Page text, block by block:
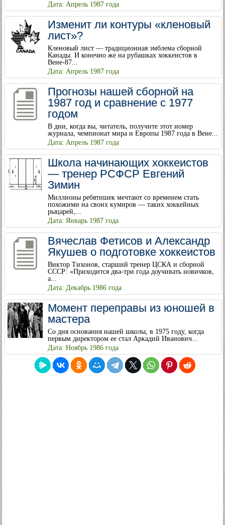
Дата: Апрель 1987 года
Изменит ли контуры «кленовый
лист»?
Кленовый лист — традиционная эмблема сборной
Канады. И конечно же на рубашках хоккеистов в
Вене-87...
Дата: Апрель 1987 года
Прогнозы нашей сборной на
1987 год и сравнение с 1977
годом
В дни, когда вы, читатель, получите этот номер
журнала, чемпионат мира и Европы 1987 года в Вене...
Дата: Апрель 1987 года
Школа начинающих хоккеистов
— тренер РСФСР Евгений
Зимин
Миллионы ребятишек мечтают со временем стать
похожими на своих кумиров — таких хоккейных
рыцарей,...
Дата: Январь 1987 года
Вячеслав Фетисов и Александр
Якушев о подготовке хоккеистов
Виктор Тихонов, старший тренер ЦСКА и сборной
СССР: «Приходится два-три года доучивать новичков,
а...
Дата: Декабрь 1986 года
Момент переправы из юношей в
мастера
Со дня основания нашей школы, в 1975 году, когда
первым директором ее стал Аркадий Иванович...
Дата: Ноябрь 1986 года